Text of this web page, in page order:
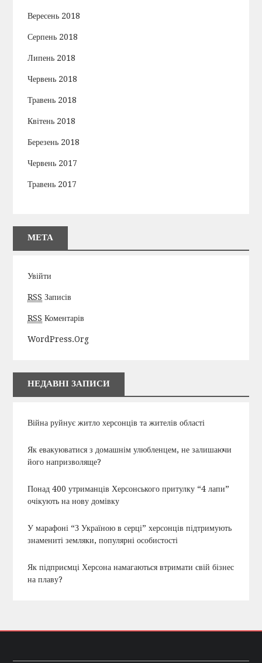
Вересень 2018
Серпень 2018
Липень 2018
Червень 2018
Травень 2018
Квітень 2018
Березень 2018
Червень 2017
Травень 2017
МЕТА
Увійти
RSS Записів
RSS Коментарів
WordPress.org
НЕДАВНІ ЗАПИСИ
Війна руйнує житло херсонців та жителів області
Як евакуюватися з домашнім улюбленцем, не залишаючи
його напризволяще?
Понад 400 утриманців Херсонського притулку “4 лапи”
очікують на нову домівку
У марафоні “З Україною в серці” херсонців підтримують
знамениті земляки, популярні особистості
Як підприємці Херсона намагаються втримати свій бізнес
на плаву?